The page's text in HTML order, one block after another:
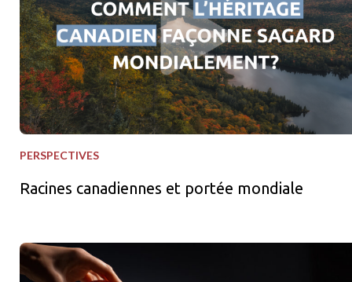
PERSPECTIVES
Racines canadiennes et portée mondiale
Squeezes